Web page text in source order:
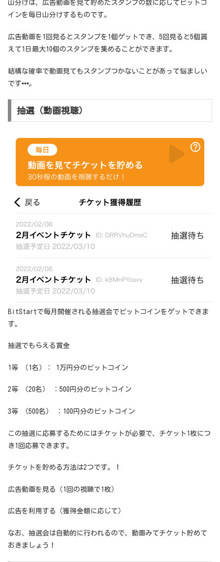
山分けは、広告動画を見て貯めたスタンプの数に応じてビットコ
インを毎日山分けするものです。
広告動画を1回見るとスタンプを1個ゲットでき、5回見ると5個貰
えて1日最大10個のスタンプを集めることができます。
結構な確率で動画見てもスタンプつかないことがあって悩ましい
です•••。
抽選（動画視聴）
BitStartで毎月開催される抽選会でビットコインをゲットできま
す。
抽選でもらえる賞金
1等 （1名）： 1万円分のビットコイン
2等 （20名） ：500円分のビットコイン
3等 （500名） ：100円分のビットコイン
この抽選に応募するためにはチケットが必要で、チケット1枚につ
き1回応募できます。
チケットを貯める方法は2つです。！
広告動画を見る（1回の視聴で1枚）
広告を利用する（獲得金額に応じて）
なお、抽選会は自動的に行われるので、動画みてチケット貯めて
おきましょう！